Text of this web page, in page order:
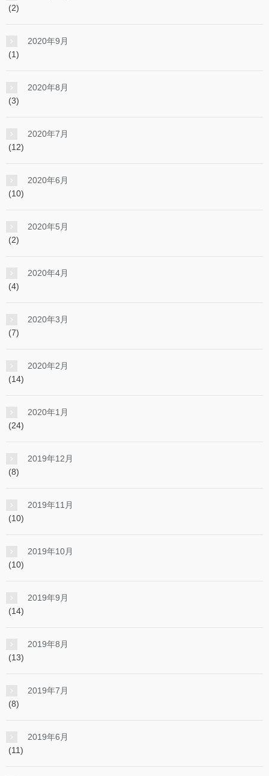
(2)
2020年9月
(1)
2020年8月
(3)
2020年7月
(12)
2020年6月
(10)
2020年5月
(2)
2020年4月
(4)
2020年3月
(7)
2020年2月
(14)
2020年1月
(24)
2019年12月
(8)
2019年11月
(10)
2019年10月
(10)
2019年9月
(14)
2019年8月
(13)
2019年7月
(8)
2019年6月
(11)